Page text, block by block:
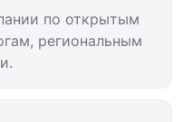
по открытым
региональным